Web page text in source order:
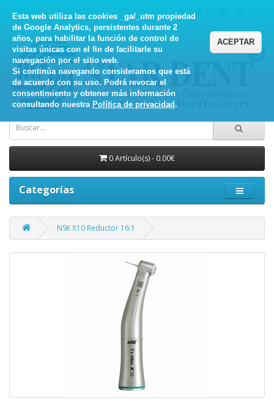
Esta web utiliza las cookies _ga/_utm propiedad
de Google Analytics, persistentes durante 2
años, para habilitar la función de control de
visitas únicas con el fin de facilitarle su
navegación por el sitio web.
Si continúa navegando consideramos que está
de acuerdo con su uso. Podrá revocar el
consentimiento y obtener más información
consultando nuestra Política de privacidad.
ACEPTAR
0 Artículo(s) - 0.00€
Categorías
NSK X10 Reductor 16:1